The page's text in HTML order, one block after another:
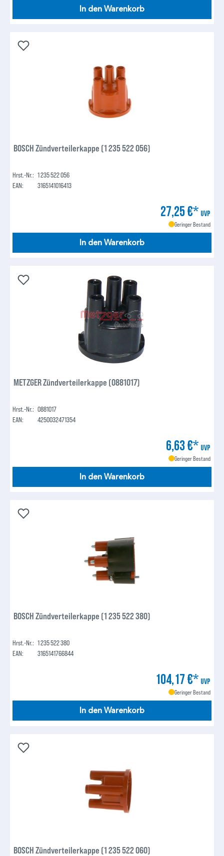
In den Warenkorb
BOSCH Zündverteilerkappe (1 235 522 056)
Hrst.-Nr.: 1 235 522 056
EAN:
3165141016413
27,25 €* UVP
Geringer Bestand
In den Warenkorb
METZGER Zündverteilerkappe (0881017)
Hrst.-Nr.: 0881017
EAN:
4250032471354
6,63 €* UVP
Geringer Bestand
In den Warenkorb
BOSCH Zündverteilerkappe (1 235 522 380)
Hrst.-Nr.: 1 235 522 380
EAN:
3165141766844
104,17 €* UVP
Geringer Bestand
In den Warenkorb
BOSCH Zündverteilerkappe (1 235 522 060)